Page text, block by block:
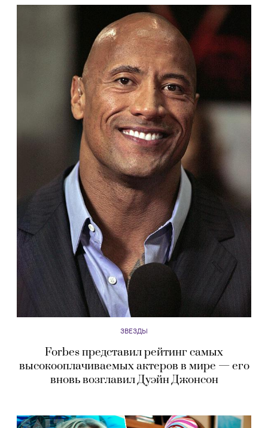
ЗВЕЗДЫ
Forbes представил рейтинг самых
высокооплачиваемых актеров в мире — его
вновь возглавил Дуэйн Джонсон